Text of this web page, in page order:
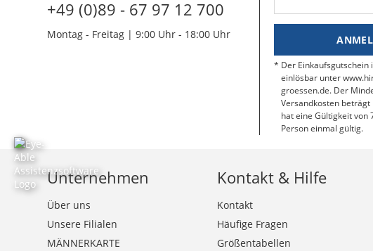
+49 (0)89 - 67 97 12 700
Montag - Freitag | 9:00 Uhr - 18:00 Uhr
Der Einkaufsgutschein
einlösbar unter
groessen.de. Der
Versandkosten beträgt
hat eine Gültigkeit von
Person einmal gültig.
Unternehmen
Über uns
Unsere Filialen
MÄNNERKARTE
Kontakt & Hilfe
Kontakt
Häufige Fragen
Größentabellen